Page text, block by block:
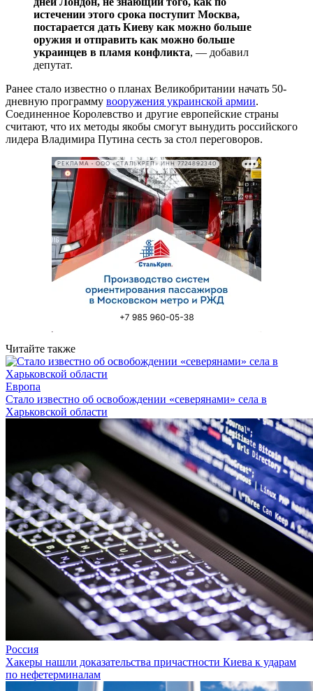
истечении этого срока поступит Москва,
постарается дать Киеву как можно больше
оружия и отправить как можно больше
украинцев в пламя конфликта, — добавил
депутат.
Ранее стало известно о планах Великобритании начать 50-
дневную программу вооружения украинской армии.
Соединенное Королевство и другие европейские страны
считают, что их методы якобы смогут вынудить российского
лидера Владимира Путина сесть за стол переговоров.
РЕКЛАМА • ООО «СТАЛЬКРЕП» ИНН 7724892340
Читайте также
Европа
Стало известно об освобождении «северянами» села в
Харьковской области
Россия
Хакеры нашли доказательства причастности Киева к ударам
по нефетерминалам